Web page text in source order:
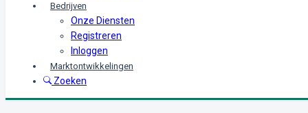
Bedrijven
Onze Diensten
Registreren
Inloggen
Marktontwikkelingen
Zoeken